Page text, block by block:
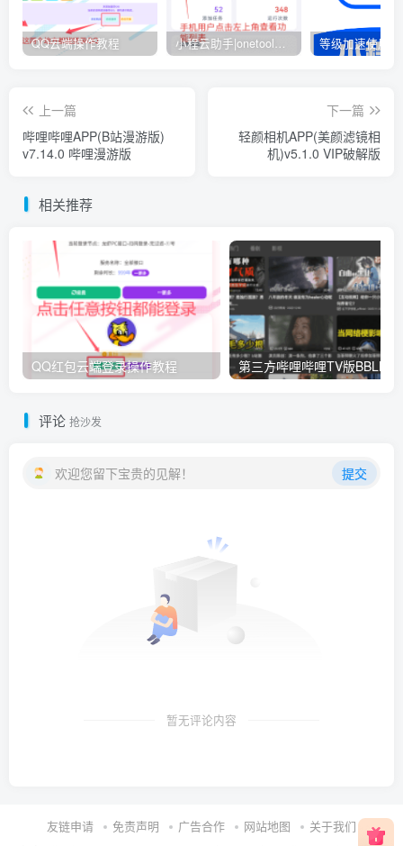
QQ云端操作教程 小程云助手|onetool助手|网易打卡300首 等级加速使用
上一篇
哔哩哔哩APP(B站漫游版)
v7.14.0 哔哩漫游版
下一篇
轻颜相机APP(美颜滤镜相
机)v5.1.0 VIP破解版
相关推荐
QQ红包云端登录操作教程
评论 抢沙发
欢迎您留下宝贵的见解！ 提交
暂无评论内容
友链申请 免责声明 广告合作 网站地图 关于我们